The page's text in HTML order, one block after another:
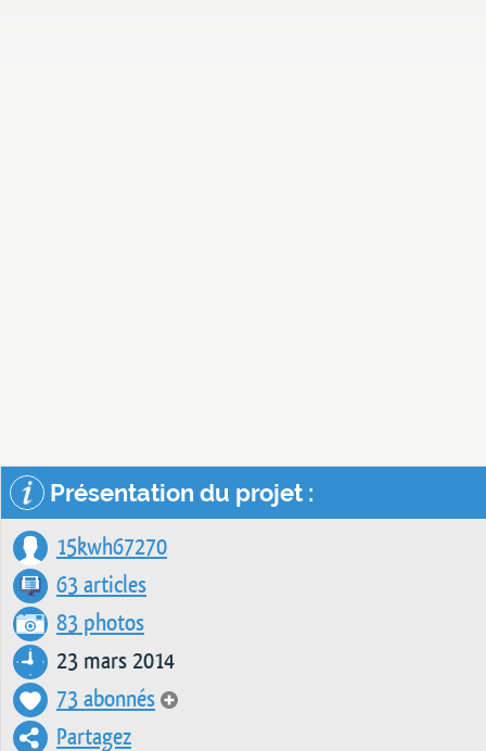
Présentation du projet :
15kwh67270
63 articles
83 photos
23 mars 2014
73 abonnés
Partagez